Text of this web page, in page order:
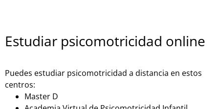
Estudiar psicomotricidad online
Puedes estudiar psicomotricidad a distancia en estos
centros:
Master D